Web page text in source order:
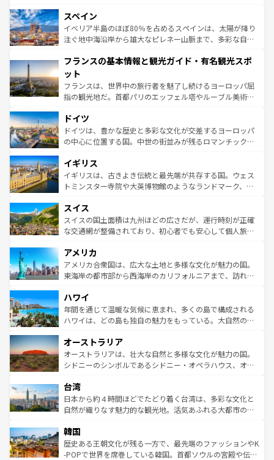
ろん、トスカーナの美しい田園風景やアマルフィ海岸の絶
景など、自然景観も見逃せない。観光の合間には、本場の
ピザやパスタなど、絶品のイタリア料理を堪能することも
ませてくれるイタリアで、忘れられない旅をしてみよう！
なお、新着のイタリア情報は
しい。
スペイン
イベリア半島のほぼ80％を占めるスペインは、太陽が降り
注ぐ地中海沿岸から雄大なピレネー山脈まで、多彩な自然
文化が根付くこの国では、情熱的なフラメンコ、熱気あふ
れる闘牛、そして美味しいタパスが生活の一部となってい
る。首都マドリードの洗練された雰囲気や、バルセロナの
アートに溢れた街角から、地方では古代ローマ遺跡や中世
せる。地方によって風土や気候が異なるスペインはその個
性で訪れる人を魅了する。 なお、新着のスペイン情報は コ
ンテンツ一覧を参照してほしい。
フランスの基本情報と観光ガイド・有名観光スポ
ット
フランスは、世界中の旅行者を魅了し続けるヨーロッパ屈
指の観光地だ。首都パリのエッフェル塔やルーブル美術館
で、幅広い魅力が詰まっている。華麗な宮殿、歴史的な大
聖堂、美しいビーチ、そして豊かな自然が、訪れる者を心
から魅了する。また、フランスは美食の国としても知ら
いる。シャンパンの発祥地であるランス、プロヴァンスの
香り高いラベンダー畑など、多彩な楽しみ方が可能だ。さ
らに、パリ以外の地域にも魅力が溢れており、どの街角に
れる地方に足を運ぶとそれぞれで全く異なる文化を体験で
きるだろう。 なお、新着のフランス情報はコンテンツ一覧
を参照してほしい。
ドイツ
ドイツは、豊かな歴史と多彩な文化が交差するヨーロッパ
の中心に位置する国。中世の街並みが残るロマンチック街
顔を持つこの国は、どこを歩いても飽きることがない。ベ
ルリンの文化的活気、バイエルン州のアルプスの絶景、そ
してライン川沿いのワイン畑といった風景は必見。ビール
は、お酒好きな人にはぜひ体験してほしい。 なお、新着の
ドイツ情報はコンテンツ一覧を参照してほしい。
イギリス
イギリスは、古きよき伝統と最先端が共存する国。ウェス
トミンスター寺院や大英博物館のようなランドマーク、歴
リアごとに異なる魅力がある。また、優雅なアフタヌーン
ティー、ビール好きにはたまらない英国パブ、サッカー観
戦など、本場だからこそできる体験も豊富。イギリスを旅
ンツ一覧を参照してほしい。
スイス
スイスの国土面積は九州ほどの広さだが、運行時刻が正確
な交通網が整備されており、初心者でも安心して個人旅行
の建物がそのまま残る町や、スイスならではのユニークな
博物館もあり、アルプス観光だけでなく町歩きも満喫する
ことができる。国民の所得が高いため物価も高いが、旅行
ば市内交通費無料で観光を楽しむこともできる。 なお、新
着のスイス情報はコンテンツ一覧 を参照してほしい。
アメリカ
アメリカ合衆国は、広大な土地と多様な文化が魅力の国。
東海岸の都市部から西海岸のカリフォルニアまで、訪れる
のような巨大都市は、観光、ショッピング、エンターテイ
ンメントが詰まった刺激的なスポットだ。一方、アメリカ
西部には大自然が広がり、グランドキャニオンやイエロー
部のニューオーリンズでは、音楽と美食が融合した独特の
文化が魅力。旅行者はアメリカの各地域で異なる魅力を楽
しみながら、その多様性と豊かな歴史を感じることができ
ならではの贅沢な旅のスタイルだ。 なお、新着のアメリカ
情報はコンテンツ一覧を参照してほしい。
ハワイ
年間を通じて温暖な気候に恵まれ、多くの島で構成される
ハワイは、どの島も独自の魅力をもっている。大自然の神
ワイ島は見逃せない。また、定番の観光地といえばオアフ
島だが、静かな自然を求めるならマウイ島やカウアイ島が
おすすめ。エメラルドグリーンに輝く海をはじめ、豊かな
れるおもてなしの心で訪れる人々を迎えてくれるハワイの
人々、おいしいローカルフードやハワイアンミュージッ
ク、伝統的なフラダンスなど、すべてがハワイの魅力を彩
ワイを、存分に味わってほしい。 なお、新着のハワイ情報
はコンテンツ一覧を参照してほしい。
オーストラリア
オーストラリアは、壮大な自然と多様な文化が魅力の国。
シドニーのシンボルであるシドニー・オペラハウス、オー
リアリーフや大陸中央部にそびえるウルル（エアーズロッ
ク）、タスマニアの美しい原生林やケアンズの熱帯雨林な
ど、見どころがたくさん。また、カフェやワイン、オージ
いる。アクティビティも充実しており、サーフィンやダイ
ビング、ハイキングなど、アウトドア好きにはたまらな
い。オーストラリアの多彩な魅力を存分に味わいつくそ
台湾
日本から約４時間ほどでたどり着く台湾は、多彩な文化と
自然が織りなす魅力的な観光地。活気あふれる大都市の台
ン）、静ひつな山岳地帯である台湾東部など、都市の喧騒
と山間の静けさが共存しており、訪れる人に新しい発見と
驚きをもたらしてくれる。また、奥深い台湾の食文化も魅
韓国
歴史ある王朝文化が残る一方で、最先端のファッションやK
-POPで世界を席巻している韓国。首都ソウルの宮殿や伝統